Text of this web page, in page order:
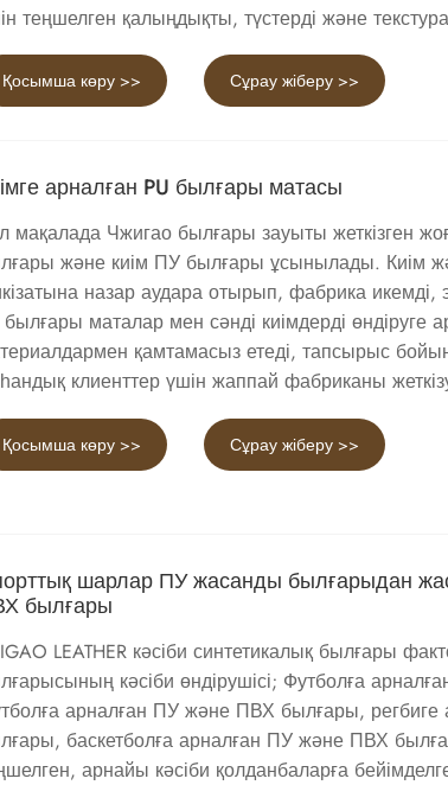
теңшелген қалыңдықты, түстерді және
Қосымша көру >> Сұрау жіберу >>
арналған PU былғары матасы
мақалада Чжигао былғары зауыты жеткізген
және киім ПУ былғары ұсынылады. Киім
назар аудара отырып, фабрика икемді,
былғары маталар мен сәнді киімдерді өндіруге
қамтамасыз етеді, тапсырыс
клиенттер үшін жаппай фабриканы
Қосымша көру >> Сұрау жіберу >>
шарлар ПУ жасанды былғарыдан
былғары
LEATHER кәсіби синтетикалық былғары
кәсіби өндірушісі; Футболға
арналған ПУ және ПВХ былғары, регбиге
баскетболға арналған ПУ және ПВХ
арнайы кәсіби қолданбаларға